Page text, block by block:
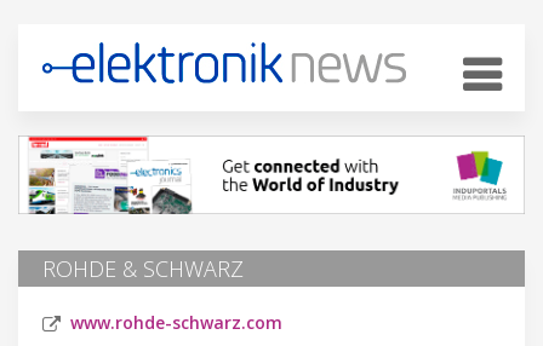
ROHDE & SCHWARZ
www.rohde-schwarz.com